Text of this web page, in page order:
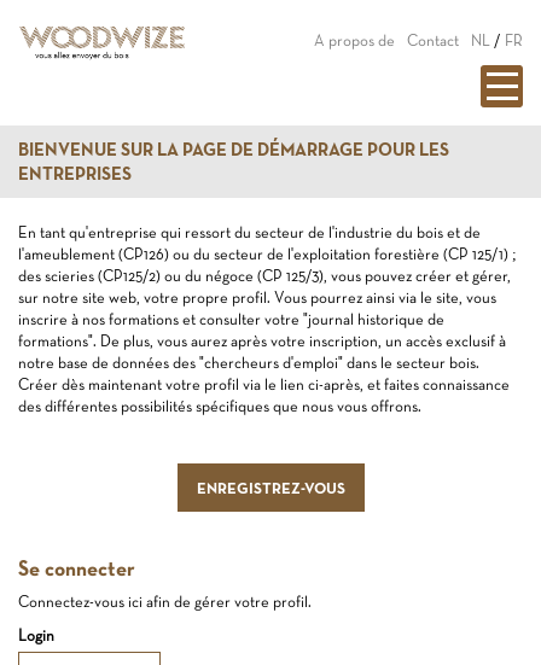
A propos de Contact NL / FR
BIENVENUE SUR LA PAGE DE DÉMARRAGE POUR LES
ENTREPRISES
En tant qu'entreprise qui ressort du secteur de l'industrie du bois et de
l'ameublement (CP126) ou du secteur de l'exploitation forestière (CP 125/1) ;
des scieries (CP125/2) ou du négoce (CP 125/3), vous pouvez créer et gérer,
sur notre site web, votre propre profil. Vous pourrez ainsi via le site, vous
inscrire à nos formations et consulter votre "journal historique de
formations". De plus, vous aurez après votre inscription, un accès exclusif à
notre base de données des "chercheurs d'emploi" dans le secteur bois.
Créer dès maintenant votre profil via le lien ci-après, et faites connaissance
des différentes possibilités spécifiques que nous vous offrons.
ENREGISTREZ-VOUS
Se connecter
Connectez-vous ici afin de gérer votre profil.
Login